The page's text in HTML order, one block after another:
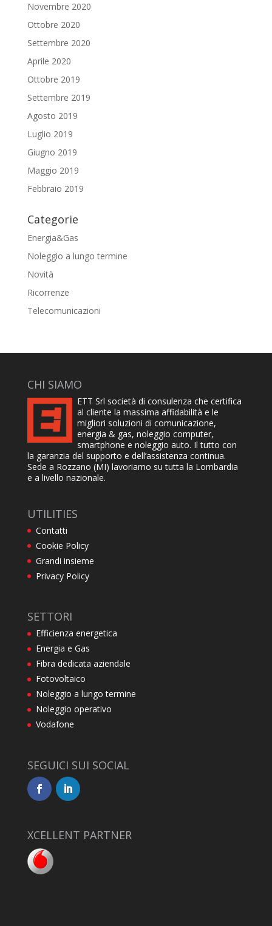
Novembre 2020
Ottobre 2020
Settembre 2020
Aprile 2020
Ottobre 2019
Settembre 2019
Agosto 2019
Luglio 2019
Giugno 2019
Maggio 2019
Febbraio 2019
Categorie
Energia&Gas
Noleggio a lungo termine
Novità
Ricorrenze
Telecomunicazioni
CHI SIAMO
ETT Srl società di consulenza che certifica
al cliente la massima affidabilità e le
migliori soluzioni di comunicazione,
energia & gas, noleggio computer,
smartphone e noleggio auto. Il tutto con
la garanzia del supporto e dell’assistenza continua.
Sede a Rozzano (MI) lavoriamo su tutta la Lombardia
e a livello nazionale.
UTILITIES
Contatti
Cookie Policy
Grandi insieme
Privacy Policy
SETTORI
Efficienza energetica
Energia e Gas
Fibra dedicata aziendale
Fotovoltaico
Noleggio a lungo termine
Noleggio operativo
Vodafone
SEGUICI SUI SOCIAL
XCELLENT PARTNER